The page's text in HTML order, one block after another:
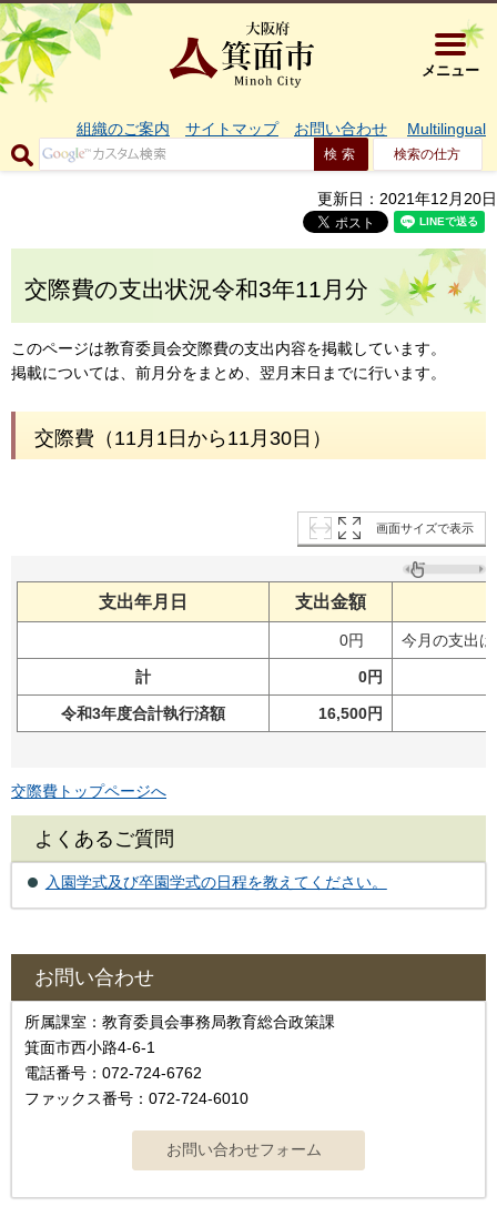
大阪府箕
メニュー
組織のご案内 サイトマップ お問い合わせ Multilingual
検索の仕方
更新日：2021年12月20日
交際費の支出状況令和3年11月分
このページは教育委員会交際費の支出内容を掲載しています。
掲載については、前月分をまとめ、翌月末日までに行います。
交際費（11月1日から11月30日）
画面サイズで表示
支出年月日 支出金額
0円 今月の支出
計 0円
令和3年度合計執行済額 16,500円
交際費トップページへ
よくあるご質問
入園学式及び卒園学式の日程を教えてください。
お問い合わせ
所属課室：教育委員会事務局教育総合政策課
箕面市西小路4‐6‐1
電話番号：072-724-6762
ファックス番号：072-724-6010